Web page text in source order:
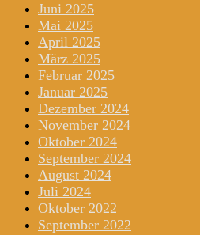
Juni 2025
Mai 2025
April 2025
März 2025
Februar 2025
Januar 2025
Dezember 2024
November 2024
Oktober 2024
September 2024
August 2024
Juli 2024
Oktober 2022
September 2022